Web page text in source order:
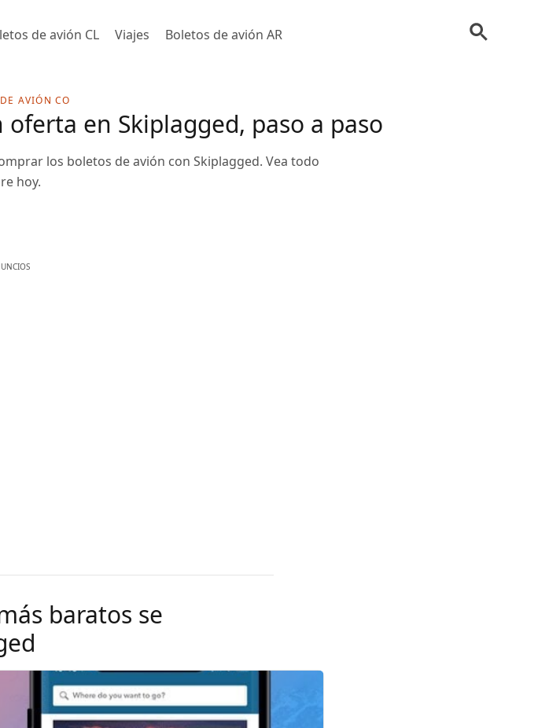
de avión CL Viajes Boletos de avión AR
AVIÓN CO
en Skiplagged, paso a paso
los boletos de avión con Skiplagged. Vea todo
hoy.
baratos se